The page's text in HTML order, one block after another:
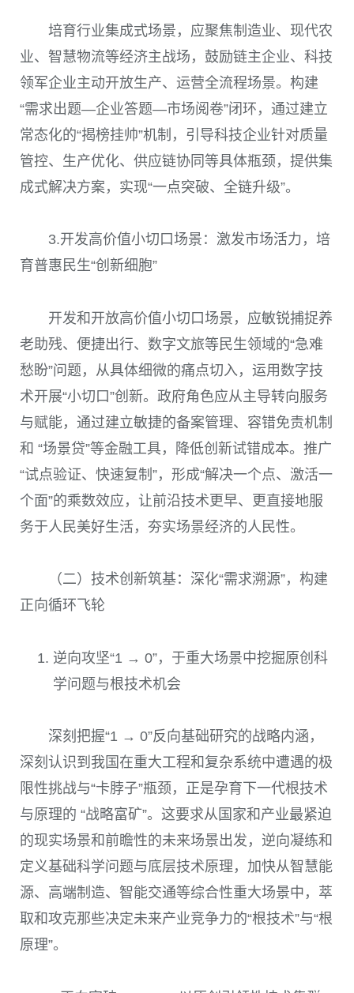
培育行业集成式场景，应聚焦制造业、现代农
业、智慧物流等经济主战场，鼓励链主企业、科技
领军企业主动开放生产、运营全流程场景。构建
“需求出题—企业答题—市场阅卷”闭环，通过建立
常态化的“揭榜挂帅”机制，引导科技企业针对质量
管控、生产优化、供应链协同等具体瓶颈，提供集
成式解决方案，实现“一点突破、全链升级”。
3.开发高价值小切口场景：激发市场活力，培
育普惠民生“创新细胞”
开发和开放高价值小切口场景，应敏锐捕捉养
老助残、便捷出行、数字文旅等民生领域的“急难
愁盼”问题，从具体细微的痛点切入，运用数字技
术开展“小切口”创新。政府角色应从主导转向服务
与赋能，通过建立敏捷的备案管理、容错免责机制
和 “场景贷”等金融工具，降低创新试错成本。推广
“试点验证、快速复制”，形成“解决一个点、激活一
个面”的乘数效应，让前沿技术更早、更直接地服
务于人民美好生活，夯实场景经济的人民性。
（二）技术创新筑基：深化“需求溯源”，构建
正向循环飞轮
逆向攻坚“1 → 0”，于重大场景中挖掘原创科
学问题与根技术机会
深刻把握“1 → 0”反向基础研究的战略内涵，
深刻认识到我国在重大工程和复杂系统中遭遇的极
限性挑战与“卡脖子”瓶颈，正是孕育下一代根技术
与原理的 “战略富矿”。这要求从国家和产业最紧迫
的现实场景和前瞻性的未来场景出发，逆向凝练和
定义基础科学问题与底层技术原理，加快从智慧能
源、高端制造、智能交通等综合性重大场景中，萃
取和攻克那些决定未来产业竞争力的“根技术”与“根
原理”。